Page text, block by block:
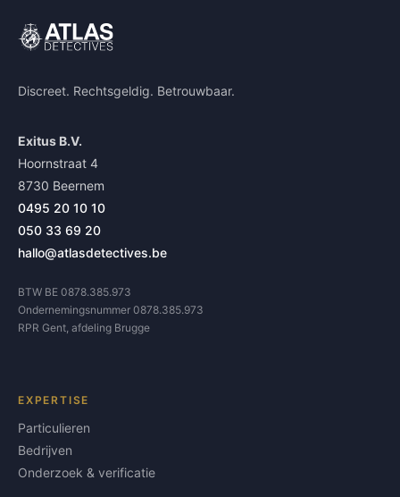
Discreet. Rechtsgeldig. Betrouwbaar.
Exitus B.V.
Hoornstraat 4
8730 Beernem
0495 20 10 10
050 33 69 20
hallo@atlasdetectives.be
BTW BE 0878.385.973
Ondernemingsnummer 0878.385.973
RPR Gent, afdeling Brugge
EXPERTISE
Particulieren
Bedrijven
Onderzoek & verificatie